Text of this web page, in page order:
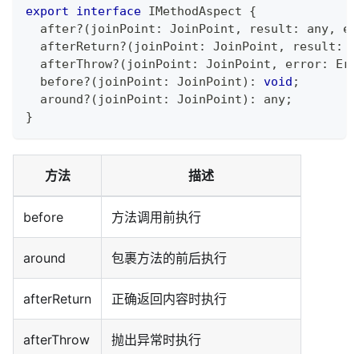
export interface IMethodAspect
{
  after
? ( joinPoint : JoinPoint , result : any,
  afterReturn
? ( joinPoint : JoinPoint , result :
  afterThrow
? ( joinPoint : JoinPoint , error:
  before
? ( joinPoint : JoinPoint) : void ;
  around
? ( joinPoint : JoinPoint) : any;
}
方法 描述
before 方法调用前执行
around 包裹方法的前后执行
afterReturn 正确返回内容时执行
afterThrow 抛出异常时执行